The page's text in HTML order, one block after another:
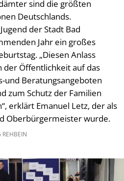
sind die größten
Deutschlands.
der Stadt Bad
Jahr ein großes
„Diesen Anlass
der Öffentlichkeit auf das
und Beratungsangeboten
zum Schutz der Familien
erklärt Emanuel Letz, der als
Oberbürgermeister wurde.
REHBEIN